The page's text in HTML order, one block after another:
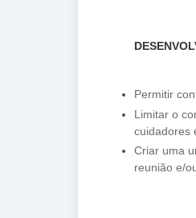
Permitir
Limitar o
cuidadores
Criar uma
reunião e/